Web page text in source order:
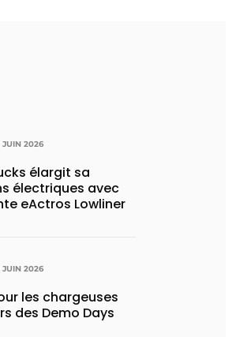
JUIN 2026
élargit sa
électriques avec
eActros Lowliner
JUIN 2026
les chargeuses
des Demo Days